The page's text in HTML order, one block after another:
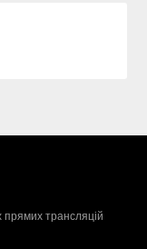
трансляцій